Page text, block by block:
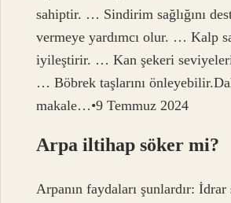
sahiptir. … Sindirim sağlığını
vermeye yardımcı olur. … Kalp
iyileştirir. … Kan şekeri
… Böbrek taşlarını
makale…•9 Temmuz 2024
Arpa iltihap söker mi?
Arpanın faydaları şunlardır: